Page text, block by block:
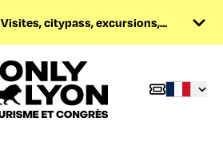
Visites, citypass, excursions,...